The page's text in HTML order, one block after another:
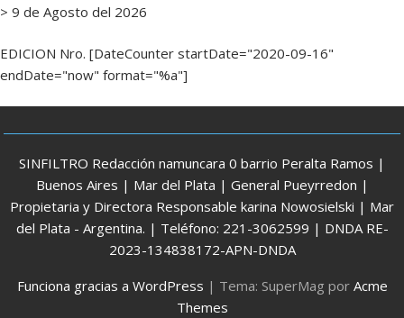
> 9 de Agosto del 2026
EDICION Nro. [DateCounter startDate="2020-09-16"
endDate="now" format="%a"]
SINFILTRO Redacción namuncara 0 barrio Peralta Ramos |
Buenos Aires | Mar del Plata | General Pueyrredon |
Propietaria y Directora Responsable karina Nowosielski | Mar
del Plata - Argentina. | Teléfono: 221-3062599 | DNDA RE-
2023-134838172-APN-DNDA
Funciona gracias a WordPress | Tema: SuperMag por Acme
Themes